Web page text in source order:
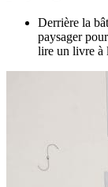
Derrière la
paysager
lire un livre à